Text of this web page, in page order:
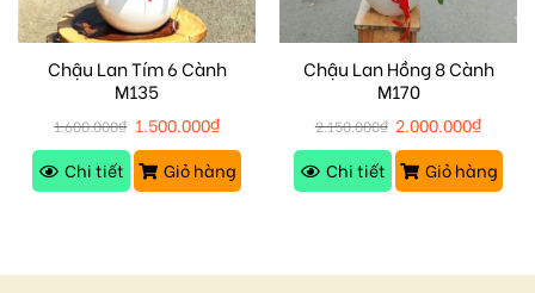
Chậu Lan Tím 6 Cành
M135
1.600.000₫ 1.500.000₫
Chi tiết
Giỏ hàng
Chậu Lan Hồng 8 Cành
M170
2.150.000₫ 2.000.000₫
Chi tiết
Giỏ hàng